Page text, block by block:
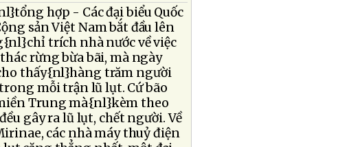
hợp - Các đại biểu Quốc
sản Việt Nam bắt đầu lên
trích nhà nước về việc
rừng bừa bãi, mà ngày
thấy{nl}hàng trăm người
mỗi trận lũ lụt. Cứ bão
Trung mà{nl}kèm theo
gây ra lũ lụt, chết người. Về
các nhà máy thuỷ điện